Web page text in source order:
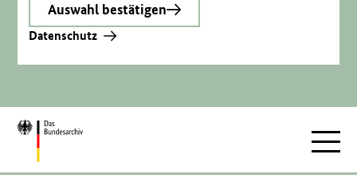
Auswahl bestätigen
Datenschutz
Zur